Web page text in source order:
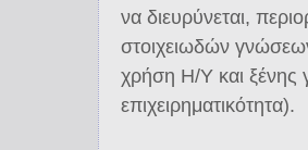
να διευρύνεται,
στοιχειωδών
χρήση Η/Υ και ξένης
επιχειρηματικότητα).